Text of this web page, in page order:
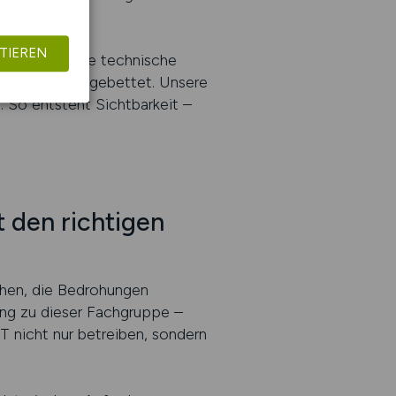
die technische
eingebettet. Unsere
So entsteht Sichtbarkeit –
den richtigen
die Bedrohungen
zu dieser Fachgruppe –
nicht nur betreiben, sondern